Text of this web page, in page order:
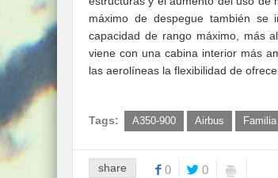
máximo de despegue también se
capacidad de rango máximo, más
viene con una cabina interior más
las aerolíneas la flexibilidad de
Tags: A350-900 Airbus
share 0 0